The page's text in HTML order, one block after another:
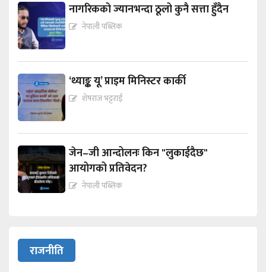
नागरिकको ज्यानभन्दा ठूलो कुनै सत्ता हुँदैन
नेपाली पब्लिक
‘थ्याङ्क यू’ प्राइम मिनिस्टर कार्की
शेषराज भट्टराई
जेन–जी आन्दोलनः किन "लुकाईदैछ"
आयोगको प्रतिवेदन?
नेपाली पब्लिक
राजनीति